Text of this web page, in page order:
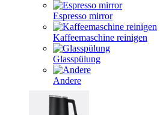
Espresso mirror
Kaffeemaschine reinigen
Glasspülung
Andere